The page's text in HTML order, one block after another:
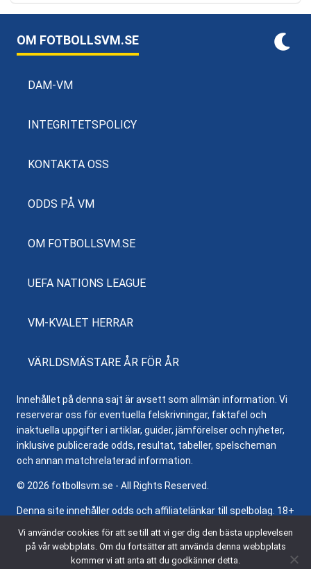
OM FOTBOLLSVM.SE
DAM-VM
INTEGRITETSPOLICY
KONTAKTA OSS
ODDS PÅ VM
OM FOTBOLLSVM.SE
UEFA NATIONS LEAGUE
VM-KVALET HERRAR
VÄRLDSMÄSTARE ÅR FÖR ÅR
Innehållet på denna sajt är avsett som allmän information. Vi
reserverar oss för eventuella felskrivningar, faktafel och
inaktuella uppgifter i artiklar, guider, jämförelser och nyheter,
inklusive publicerade odds, resultat, tabeller, spelscheman
och annan matchrelaterad information.
© 2026 fotbollsvm.se - All Rights Reserved.
Denna site innehåller odds och affiliatelänkar till spelbolag. 18+
information om ansvarsfullt spelande.
Vi använder cookies för att se till att vi ger dig den bästa upplevelsen
på vår webbplats. Om du fortsätter att använda denna webbplats
kommer vi att anta att du godkänner detta.